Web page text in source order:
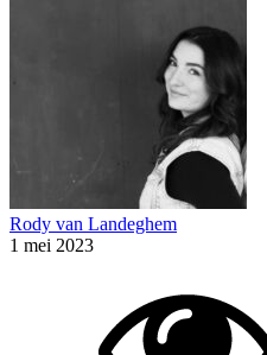
Rody van Landeghem
1 mei 2023